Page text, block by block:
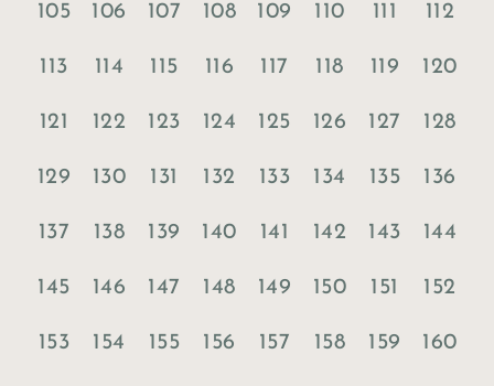
105 106 107 108 109 110 111 112
113 114 115 116 117 118 119 120
121 122 123 124 125 126 127 128
129 130 131 132 133 134 135 136
137 138 139 140 141 142 143 144
145 146 147 148 149 150 151 152
153 154 155 156 157 158 159 160